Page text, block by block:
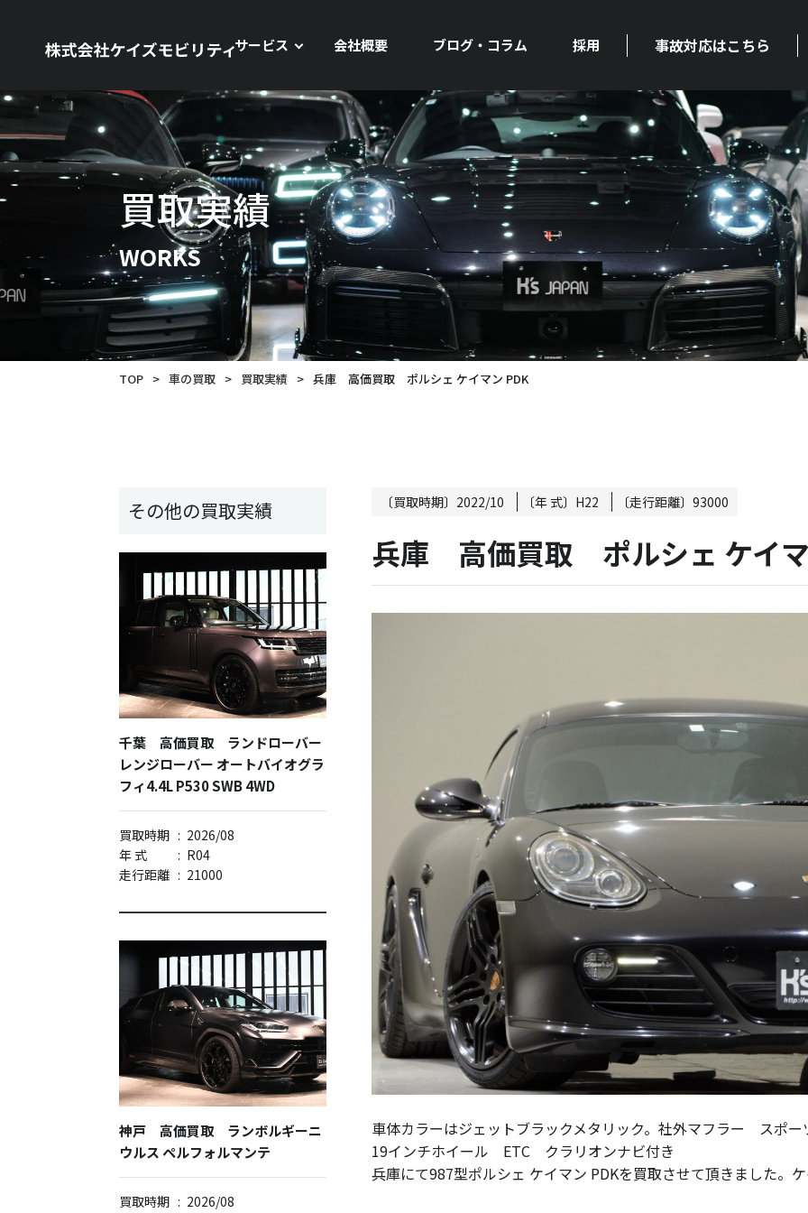
サービス 会社概要 ブログ・コラム 採用 事故対応はこちら
買取実績
WORKS
TOP > 車の買取 > 買取実績 > 兵庫 高価買取 ポルシェ ケイマン PDK
その他の買取実績
千葉 高価買取 ランドローバー
レンジローバー オートバイオグラ
フィ4.4L P530 SWB 4WD
買取時期 : 2026/08
年 式
: R04
走行距離 : 21000
神戸 高価買取 ランボルギーニ
ウルス ペルフォルマンテ
買取時期 : 2026/08
〔買取時期〕 2022/10 〔年 式〕 H22 〔走行距離〕 93000
兵庫 高価買取 ポルシェ ケイ
車体カラーはジェットブラックメタリック。社外マフラー ス
19インチホイール ETC クラリオンナビ付き
兵庫にて987型ポルシェ ケイマン PDKを買取させて頂きました。